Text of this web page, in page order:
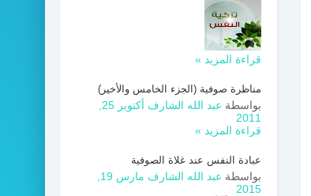
قراءة المزيد »
مناظرة صوفية (الجزء الخامس والأخير)
بواسطة عبد الله الشارف
2011
قراءة المزيد »
عبادة النفس عند غلاة الصوفية
بواسطة عبد الله الشارف
2015